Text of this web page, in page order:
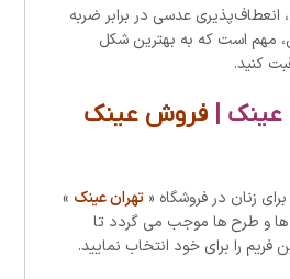
انعطاف‌پذیری عدسی در برابر ضربه
مهم است که به بهترین شکل
کنید.
|
فروش عینک
زنان در فروشگاه «تهران عینک »
و طرح ها موجب می گردد تا
را برای خود انتخاب نمایید.